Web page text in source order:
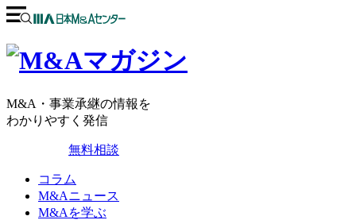
M&A・事業承継の情報を
わかりやすく発信
無料相談
コラム
M&Aニュース
M&Aを学ぶ